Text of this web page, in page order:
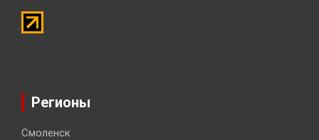
Регионы
Смоленск